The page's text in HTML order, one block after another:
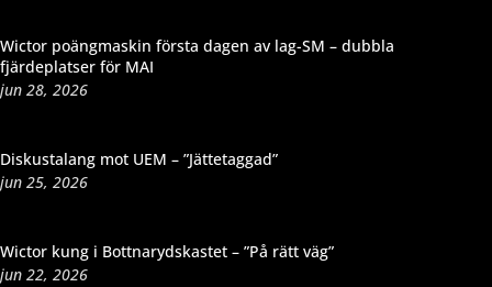
Wictor poängmaskin första dagen av lag-SM – dubbla
fjärdeplatser för MAI
jun 28, 2026
Diskustalang mot UEM – ”Jättetaggad”
jun 25, 2026
Wictor kung i Bottnarydskastet – ”På rätt väg”
jun 22, 2026